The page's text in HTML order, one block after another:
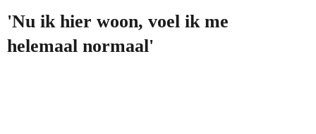
'Nu ik hier woon, voel ik me
helemaal normaal'